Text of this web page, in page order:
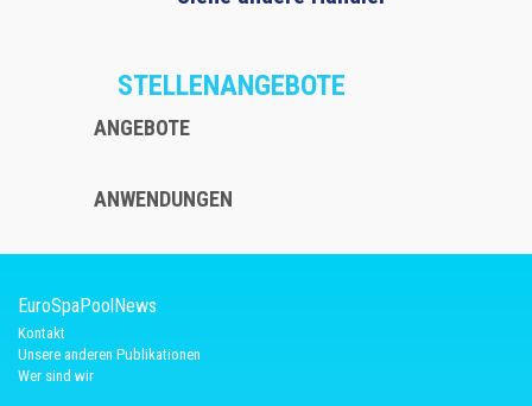
STELLENANGEBOTE
ANGEBOTE
ANWENDUNGEN
EuroSpaPoolNews
Kontakt
Unsere anderen Publikationen
Wer sind wir